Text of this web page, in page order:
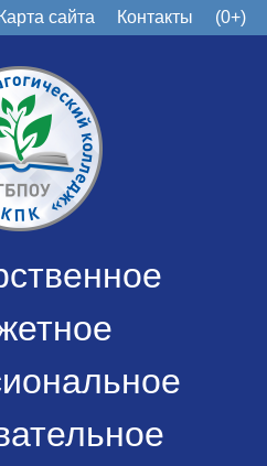
Карта сайта Контакты (0+)